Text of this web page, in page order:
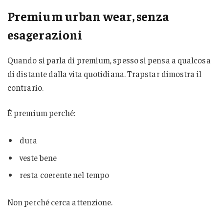
Premium urban wear, senza
esagerazioni
Quando si parla di premium, spesso si pensa a qualcosa
di distante dalla vita quotidiana. Trapstar dimostra il
contrario.
È premium perché:
dura
veste bene
resta coerente nel tempo
Non perché cerca attenzione.